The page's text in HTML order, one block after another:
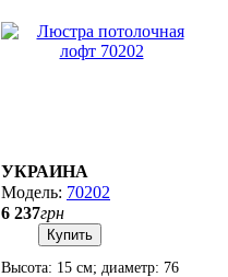
УКРАИНА
70202
6 237грн
Купить
Высота: 15 см; диаметр: 76